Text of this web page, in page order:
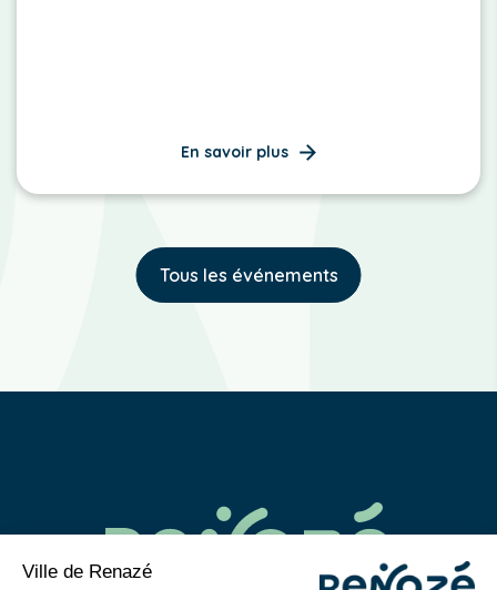
En savoir plus
Tous les événements